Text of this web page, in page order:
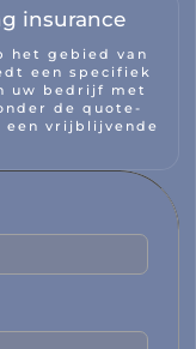
insurance
het gebied van
een specifiek
uw bedrijf met
de quote-
een vrijblijvende